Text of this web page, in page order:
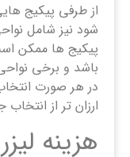
از طرفی پیکیج
شود نیز شامل
پیکیج ها ممکن
باشد و برخی
در هر صورت
ارزان تر از
هزینه